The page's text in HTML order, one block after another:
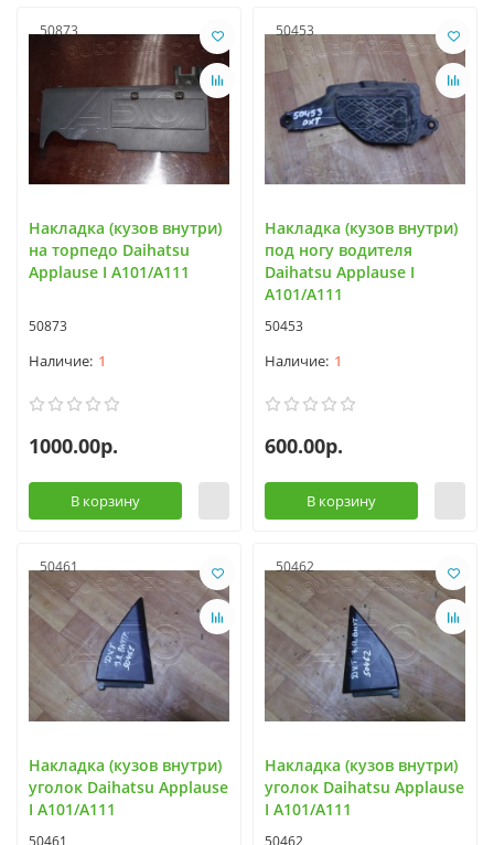
50873
Накладка (кузов внутри)
на торпедо Daihatsu
Applause I A101/A111
50873
1
1000.00р.
В корзину
50453
Накладка (кузов внутри)
под ногу водителя
Daihatsu Applause I
A101/A111
50453
1
600.00р.
В корзину
50461
Накладка (кузов внутри)
уголок Daihatsu Applause
I A101/A111
50461
50462
Накладка (кузов внутри)
уголок Daihatsu Applause
I A101/A111
50462